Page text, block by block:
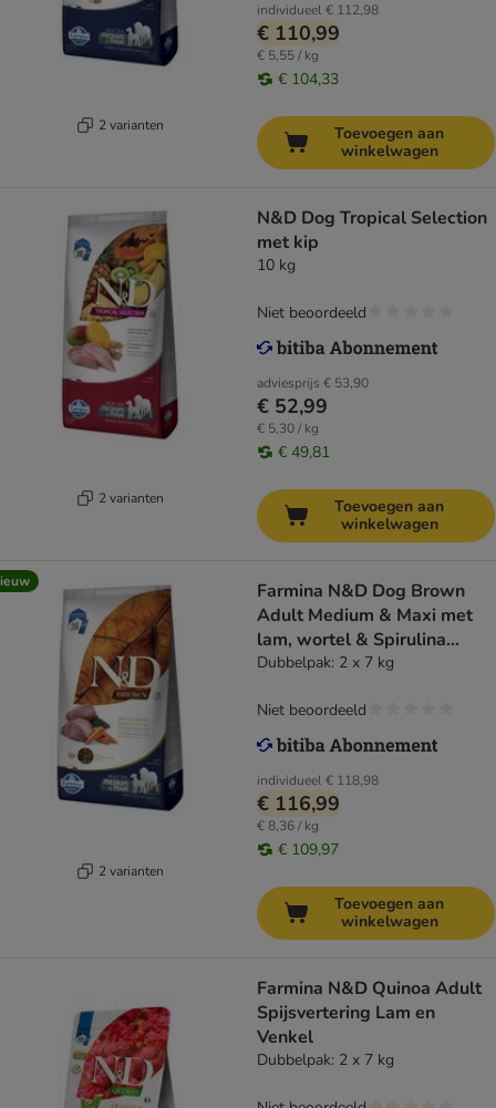
2 varianten
individueel€ 112,98
€ 110,99
€ 5,55 / kg
€ 104,33
Toevoegen aan
winkelwagen
2 varianten
N&D Dog Tropical Selection
met kip
10 kg
adviesprijs € 53,90
€ 52,99
€ 5,30 / kg
€ 49,81
Niet beoordeeld
Toevoegen aan
winkelwagen
2 varianten
Farmina N&D Dog Brown
Adult Medium & Maxi met
lam, wortel & Spirulina
Hondenvoer
Dubbelpak: 2 x 7 kg
individueel€ 118,98
€ 116,99
€ 8,36 / kg
€ 109,97
Niet beoordeeld
Toevoegen aan
winkelwagen
Farmina N&D Quinoa Adult
Spijsvertering Lam en
Venkel
Dubbelpak: 2 x 7 kg